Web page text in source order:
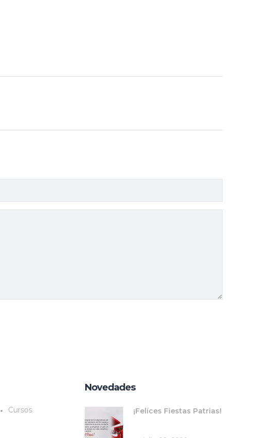
Cursos
Novedades
¡Felíces Fiestas Patrias!